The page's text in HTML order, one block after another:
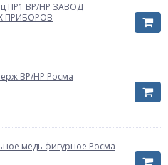
ПР1 ВР/НР ЗАВОД
ПРИБОРОВ
ВР/НР Росма
медь фигурное Росма